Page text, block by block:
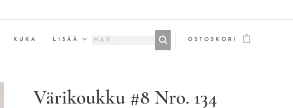
KUKA LISÄÄ OSTOSKORI
Värikoukku #8 Nro. 134